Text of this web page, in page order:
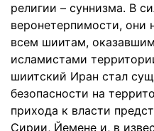
религии – суннизма. В
веронетерпимости, они
всем шиитам,
исламистами
шиитский Иран стал
безопасности на
прихода к власти
Сирии, Йемене и, в